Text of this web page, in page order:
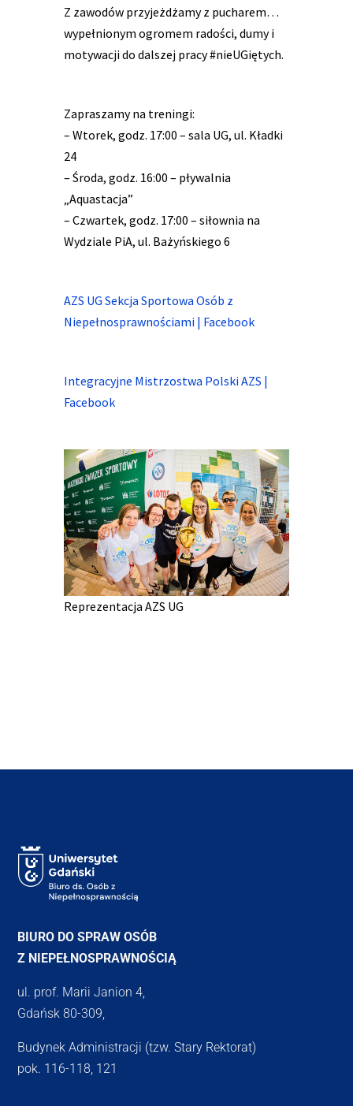
Z zawodów przyjeżdżamy z pucharem…
wypełnionym ogromem radości, dumy i
motywacji do dalszej pracy #nieUGiętych.
Zapraszamy na treningi:
– Wtorek, godz. 17:00 – sala UG, ul. Kładki
24
– Środa, godz. 16:00 – pływalnia
„Aquastacja”
– Czwartek, godz. 17:00 – siłownia na
Wydziale PiA, ul. Bażyńskiego 6
AZS UG Sekcja Sportowa Osób z
Niepełnosprawnościami | Facebook
Integracyjne Mistrzostwa Polski AZS |
Facebook
Reprezentacja AZS UG
BIURO DO SPRAW OSÓB
Z NIEPEŁNOSPRAWNOŚCIĄ
ul. prof. Marii Janion 4,
Gdańsk 80-309,
Budynek Administracji (tzw. Stary Rektorat)
pok. 116-118, 121